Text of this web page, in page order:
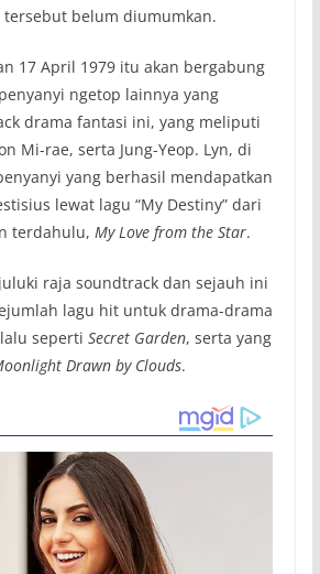
belum diumumkan.
17 April 1979itu akan bergabung
ngetop lainnya yang
drama fantasi ini, yang meliputi
Mi-rae, serta Jung-Yeop. Lyn, di
yang berhasil mendapatkan
lewat lagu “My Destiny” dari
terdahulu, My Love from the Star.
raja soundtrack dan sejauh ini
lagu hit untuk drama-drama
seperti Secret Garden, serta yang
Drawn by Clouds.